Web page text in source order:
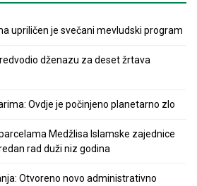
upriličen je svečani mevludski program
dženazu za deset žrtava
Ovdje je počinjeno planetarno zlo
Medžlisa Islamske zajednice
rad duži niz godina
Otvoreno novo administrativno